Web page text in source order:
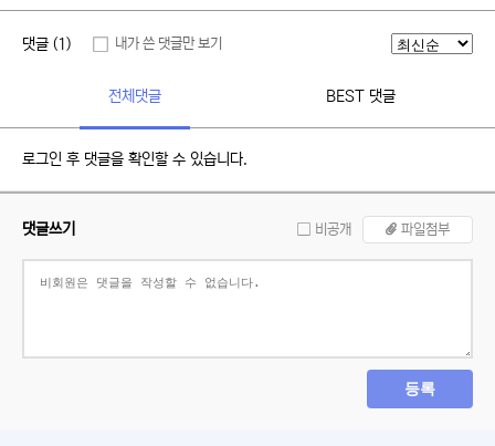
댓글 (1) 내가 쓴 댓글만 보기
전체댓글 BEST 댓글
로그인 후 댓글을 확인할 수 있습니다.
댓글쓰기 비공개 파일첨부
등록